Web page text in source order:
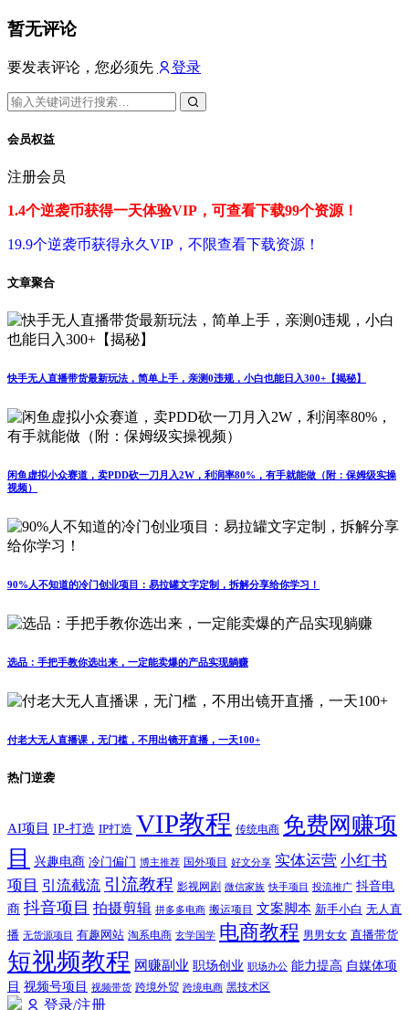
暂无评论
要发表评论，您必须先 登录
会员权益
注册会员
1.4个逆袭币获得一天体验VIP，可查看下载99个资源！
19.9个逆袭币获得永久VIP，不限查看下载资源！
文章聚合
快手无人直播带货最新玩法，简单上手，亲测0违规，小白也能日入300+【揭秘】
闲鱼虚拟小众赛道，卖PDD砍一刀月入2W，利润率80%，有手就能做（附：保姆级实操
视频）
90%人不知道的冷门创业项目：易拉罐文字定制，拆解分享给你学习！
选品：手把手教你选出来，一定能卖爆的产品实现躺赚
付老大无人直播课，无门槛，不用出镜开直播，一天100+
热门逆袭
AI项目 IP-打造 IP打造 VIP教程 传统电商 免费网赚项
目
兴趣电商 冷门偏门 博主推荐 国外项目 好文分享 实体运营 小红书
项目 引流截流 引流教程 影视网剧 微信家族 快手项目 投流推广 抖音电
商 抖音项目 拍摄剪辑 拼多多电商 搬运项目 文案脚本 新手小白 无人直
播 无货源项目 有趣网站 淘系电商 玄学国学 电商教程 男男女女 直播带货
短视频教程 网赚副业 职场创业 职场办公 能力提高 自媒体项
目 视频号项目 视频带货 跨境外贸 跨境电商 黑技术区
登录/注册